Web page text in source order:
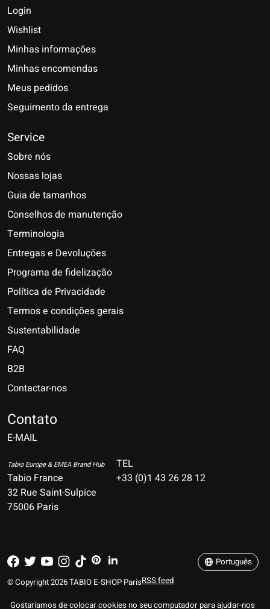
Login
Wishlist
Minhas informações
Minhas encomendas
Meus pedidos
Seguimento da entrega
Service
Sobre nós
Nossas lojas
Guia de tamanhos
Conselhos de manutenção
Terminologia
Entregas e Devoluções
Programa de fidelização
Política de Privacidade
Termos e condições gerais
Sustentabilidade
FAQ
B2B
Contactar-nos
Contato
E-MAIL
Tabio Europe & EMEA Brand Hub
Tabio France
32 Rue Saint-Sulpice
75006 Paris
TEL
+33 (0)1 43 26 28 12
© Copyright 2026 TABIO E-SHOP ParisRSS feed
Português
Gostaríamos de colocar cookies no seu computador para ajudar-nos